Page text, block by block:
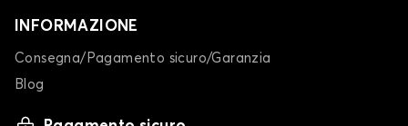
INFORMAZIONE
Consegna/Pagamento sicuro/Garanzia
Blog